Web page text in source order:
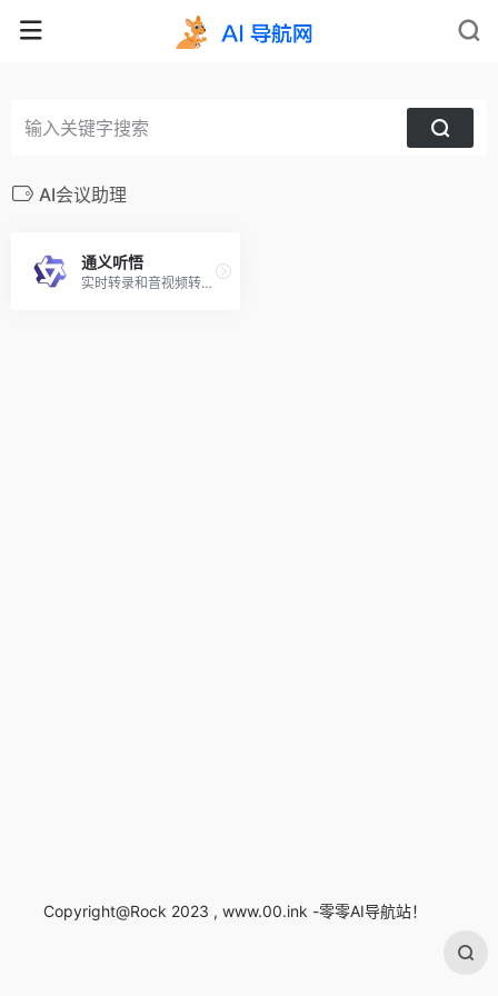
AI会议助理
通义听悟
实时转录和音视频转文字，智能生成总结，实时翻译打破跨语言沟通障碍
Copyright@Rock 2023 , www.00.ink -零零AI导航站！